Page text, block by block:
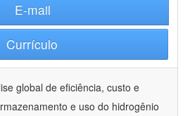
E-mail
Currículo
global de eficiência, custo e
e uso do hidrogênio